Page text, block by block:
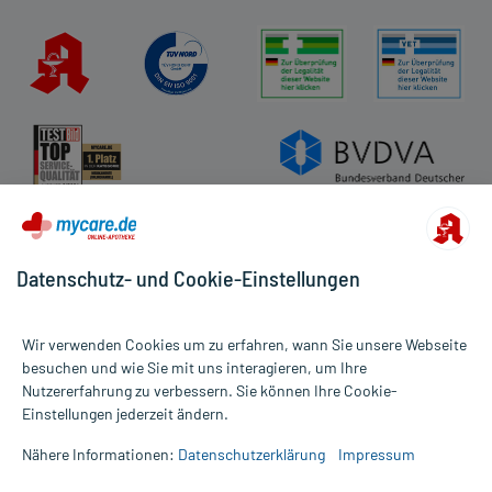
Alle Preise gelten inkl. MwSt., ggf. zzgl. Versandkosten
Informationen auf dieser Website werden ausschließlich für
die Untersuchung und Behandlung durch einen Arzt. Bitte
Datenschutz- und Cookie-Einstellungen
Wir verwenden Cookies um zu erfahren, wann Sie unsere Webseite
besuchen und wie Sie mit uns interagieren, um Ihre
Nutzererfahrung zu verbessern. Sie können Ihre Cookie-
Einstellungen jederzeit ändern.
Nähere Informationen: Datenschutzerklärung Impressum